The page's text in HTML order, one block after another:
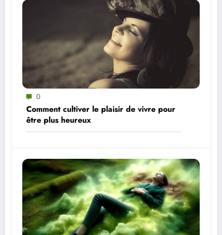
0
Comment cultiver le plaisir de vivre pour
être plus heureux